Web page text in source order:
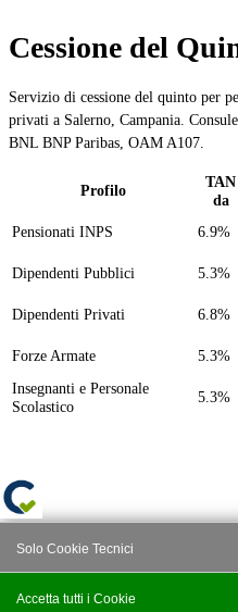
Cessione del
Servizio di cessione del quinto per
privati a Salerno, Campania.
BNL BNP Paribas, OAM A107.
Profilo
TAN
da
Pensionati INPS 6.9%
Dipendenti Pubblici
5.3%
Dipendenti Privati
6.8%
Forze Armate
5.3%
Insegnanti e Personale
Scolastico
5.3%
Accetta tutti i Cookie
Solo Cookie Tecnici
Salva